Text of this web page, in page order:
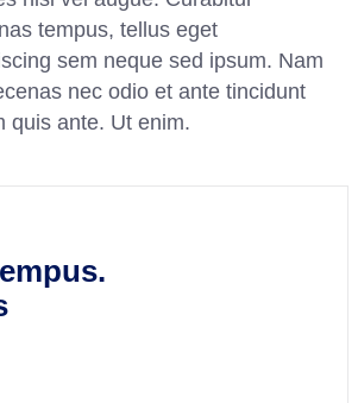
tempus, tellus eget
sem neque sed ipsum. Nam
nec odio et ante tincidunt
quis ante. Ut enim.